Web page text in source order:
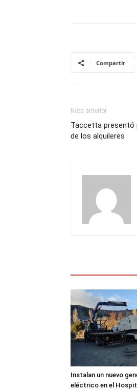
Compartir
Nota anterior
Taccetta presentó
de los alquileres
Instalan un nuevo
eléctrico en el